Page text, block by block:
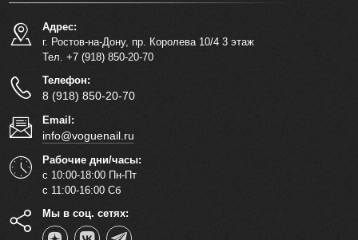
Адрес:
г. Ростов-на-Дону, пр. Королева 10/4 3 этаж
Тел. +7 (918) 850-20-70
Телефон:
8 (918) 850-20-70
Email:
info@voguenail.ru
Рабочие дни/часы:
с 10:00-18:00 Пн-Пт
с 11:00-16:00 Сб
Мы в соц. сетях: